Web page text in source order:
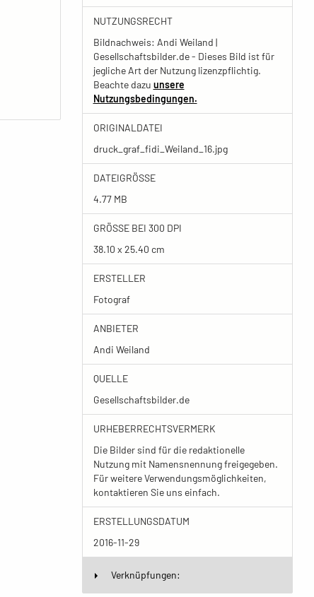
NUTZUNGSRECHT
Bildnachweis: Andi Weiland |
Gesellschaftsbilder.de - Dieses Bild ist für
jegliche Art der Nutzung lizenzpflichtig.
Beachte dazu unsere
Nutzungsbedingungen.
ORIGINALDATEI
druck_graf_fidi_Weiland_16.jpg
DATEIGRÖSSE
4.77 MB
GRÖSSE BEI 300 DPI
38.10 x 25.40 cm
ERSTELLER
Fotograf
ANBIETER
Andi Weiland
QUELLE
Gesellschaftsbilder.de
URHEBERRECHTSVERMERK
Die Bilder sind für die redaktionelle
Nutzung mit Namensnennung freigegeben.
Für weitere Verwendungsmöglichkeiten,
kontaktieren Sie uns einfach.
ERSTELLUNGSDATUM
2016-11-29
Verknüpfungen: